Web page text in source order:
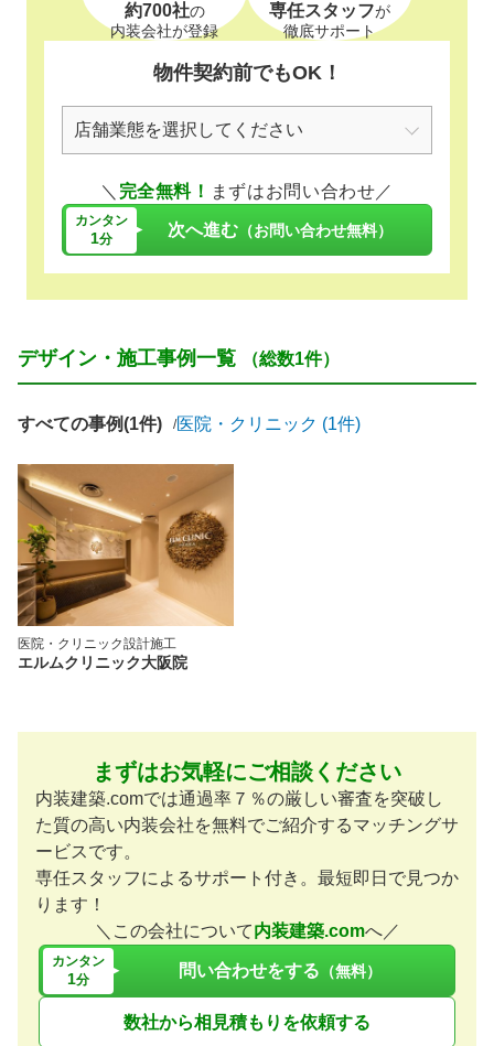
約700社の
内装会社が登録
専任スタッフが
徹底サポート
物件契約前でもOK！
＼ 完全無料！ まずはお問い合わせ／
カンタン
1分 次へ進む （お問い合わせ無料）
デザイン・施工事例一覧 （総数1件）
すべての事例(1件) 医院・クリニック (1件)
医院・クリニック設計施工
エルムクリニック大阪院
まずはお気軽にご相談ください
内装建築.comでは通過率７％の厳しい審査を突破し
た質の高い内装会社を無料でご紹介するマッチングサ
ービスです。
専任スタッフによるサポート付き。最短即日で見つか
ります！
＼この会社について内装建築.comへ／
カンタン
1分 問い合わせをする （無料）
数社から相見積もりを依頼する